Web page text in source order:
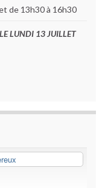
de 13h30 à 16h30
LUNDI 13 JUILLET